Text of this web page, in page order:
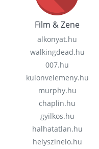
Film & Zene
alkonyat.hu
walkingdead.hu
007.hu
kulonvelemeny.hu
murphy.hu
chaplin.hu
gyilkos.hu
halhatatlan.hu
helyszinelo.hu